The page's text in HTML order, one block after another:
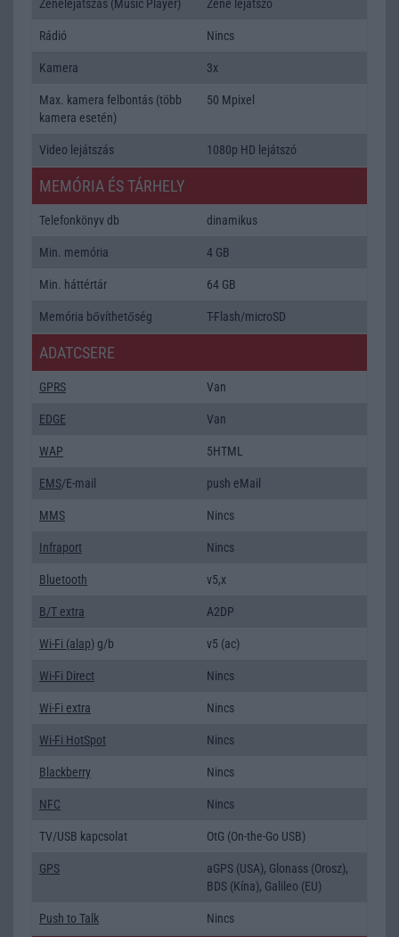
Zenelejátszás (Music Player) Zene lejátszó
Rádió Nincs
Kamera 3x
Max. kamera felbontás (több
kamera esetén)
50 Mpixel
Video lejátszás 1080p HD lejátszó
MEMÓRIA ÉS TÁRHELY
Telefonkönyv db dinamikus
Min. memória 4 GB
Min. háttértár 64 GB
Memória bővíthetőség T-Flash/microSD
ADATCSERE
GPRS Van
EDGE Van
WAP 5HTML
EMS/E-mail push eMail
MMS Nincs
Infraport Nincs
Bluetooth v5,x
B/T extra A2DP
Wi-Fi (alap) g/b v5 (ac)
Wi-Fi Direct Nincs
Wi-Fi extra Nincs
Wi-Fi HotSpot Nincs
Blackberry Nincs
NFC Nincs
TV/USB kapcsolat OtG (On-the-Go USB)
GPS
aGPS (USA), Glonass (Orosz),
BDS (Kína), Galileo (EU)
Push to Talk Nincs